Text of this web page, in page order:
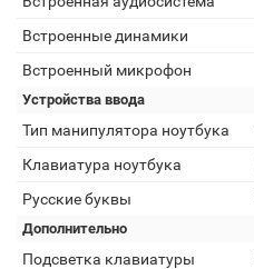
Встроенные динамики
Встроенный микрофон
Устройства ввода
Тип манипулятора ноутбука
Клавиатура ноутбука
Русские буквы
Дополнительно
Подсветка клавиатуры